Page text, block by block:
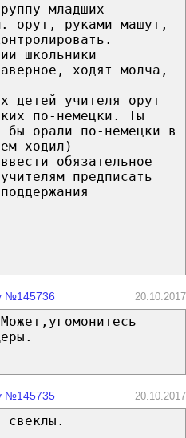
младших
орут, руками машут,
школьники
ходят молча,
детей учителя орут
по-немецки. Ты
бы орали по-немецки в
ходил)
обязательное
предписать
№145736 20.10.2017
№145735 20.10.2017
свеклы.